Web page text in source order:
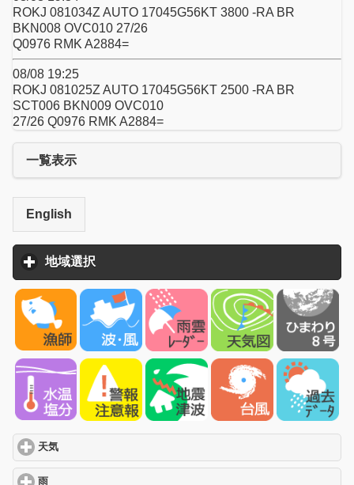
ROKJ 081034Z AUTO 17045G56KT 3800 -RA BR
BKN008 OVC010 27/26
Q0976 RMK A2884=
08/08 19:25
ROKJ 081025Z AUTO 17045G56KT 2500 -RA BR
SCT006 BKN009 OVC010
27/26 Q0976 RMK A2884=
一覧表示
English
地域選択
天気
雨